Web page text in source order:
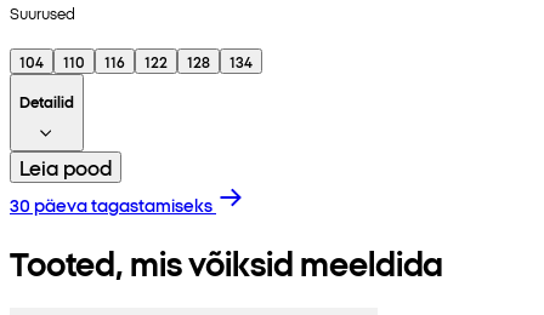
Suurused
104 110 116 122 128
134
Detailid
Leia pood
30 päeva tagastamiseks
Tooted, mis võiksid meeldida